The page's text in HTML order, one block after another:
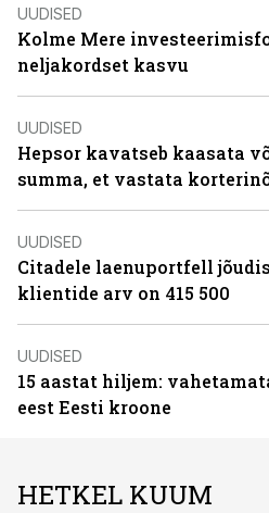
UUDISED
Kolme Mere
neljakordset kasvu
UUDISED
Hepsor kavatseb kaasata
summa, et vastata
UUDISED
Citadele laenuportfell
klientide arv on 415 500
UUDISED
15 aastat hiljem:
eest Eesti kroone
HETKEL KUUM